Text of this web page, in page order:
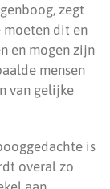
zegt
moeten dit en
en mogen zijn
mensen
van gelijke
is
overal zo